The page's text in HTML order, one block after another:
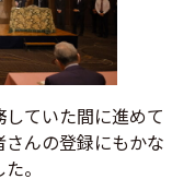
ていた間に進めて
んの登録にもかな
。